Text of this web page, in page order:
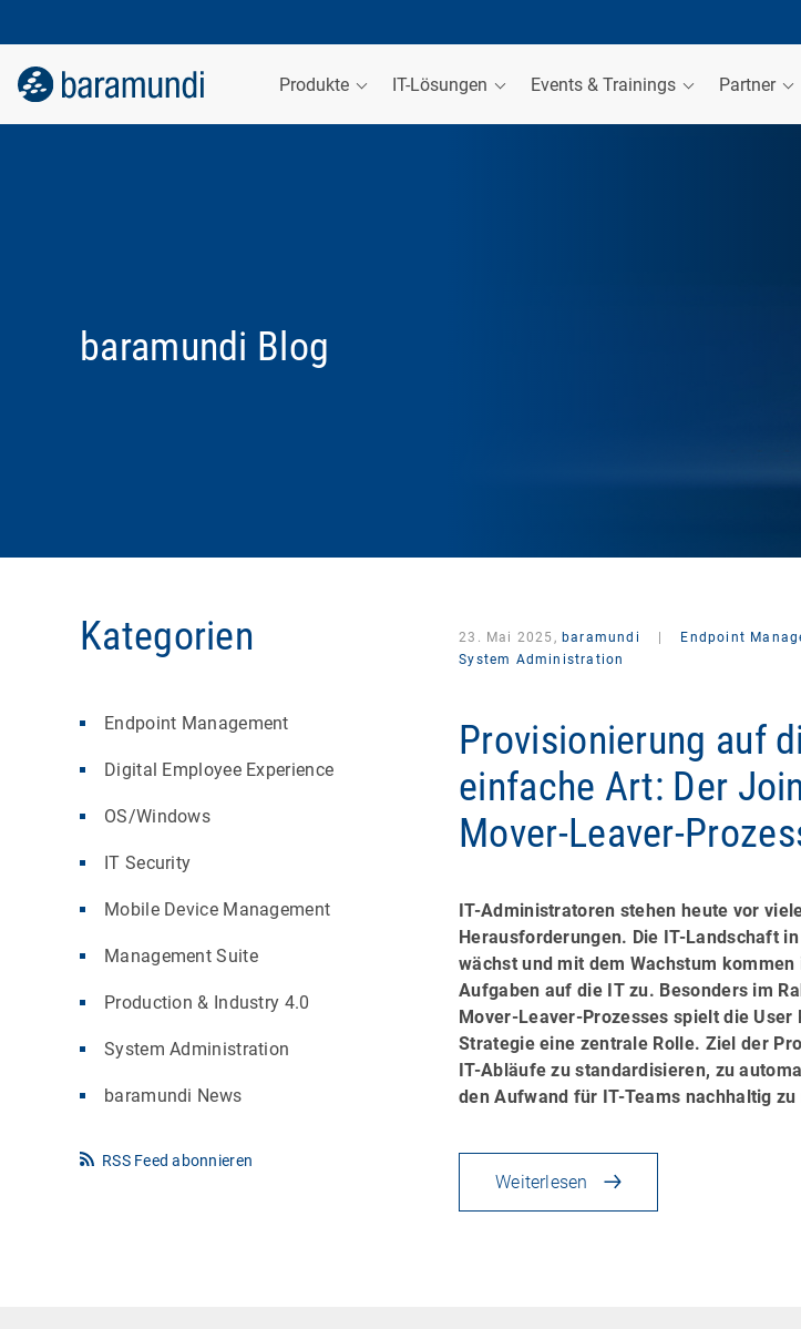
Produkte IT-Lösungen Events & Trainings Partner
baramundi Blog
Kategorien
Endpoint Management
Digital Employee Experience
OS/Windows
IT Security
Mobile Device Management
Management Suite
Production & Industry 4.0
System Administration
baramundi News
RSS Feed abonnieren
23. Mai 2025, baramundi
Endpoint
System Administration
Provisionierung auf
einfache Art: Der
Mover-Leaver-
IT-Administratoren stehen heute vor
Herausforderungen. Die IT-Landschaft
wächst und mit dem Wachstum kommen
Aufgaben auf die IT zu. Besonders im
Mover-Leaver-Prozesses spielt die User
Strategie eine zentrale Rolle. Ziel der
IT-Abläufe zu standardisieren, zu
den Aufwand für IT-Teams nachhaltig
Weiterlesen